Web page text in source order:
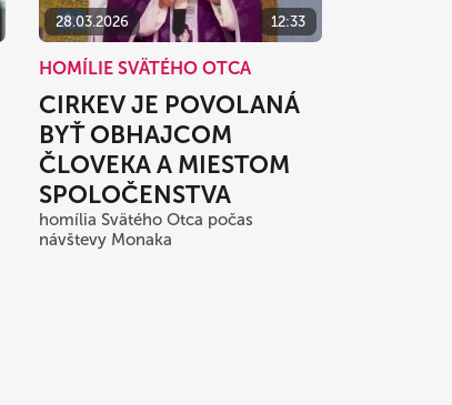
28.03.2026 12:33
HOMÍLIE SVÄTÉHO OTCA
CIRKEV JE POVOLANÁ
BYŤ OBHAJCOM
ČLOVEKA A MIESTOM
SPOLOČENSTVA
homília Svätého Otca počas
návštevy Monaka